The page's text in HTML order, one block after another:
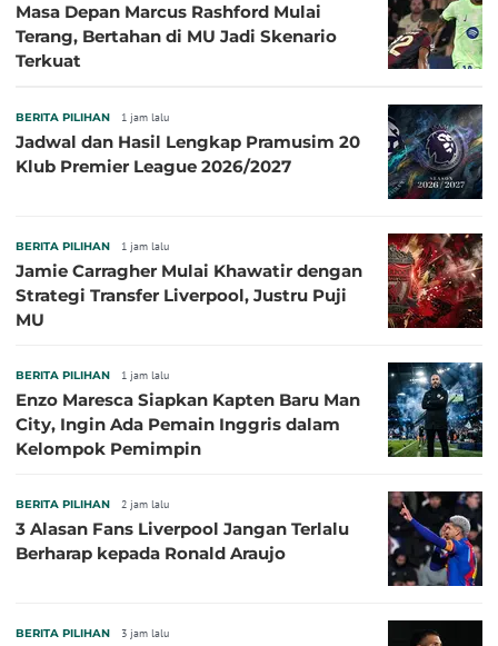
Masa Depan Marcus Rashford Mulai
Terang, Bertahan di MU Jadi Skenario
Terkuat
BERITA PILIHAN 1 jam lalu
Jadwal dan Hasil Lengkap Pramusim 20
Klub Premier League 2026/2027
BERITA PILIHAN 1 jam lalu
Jamie Carragher Mulai Khawatir dengan
Strategi Transfer Liverpool, Justru Puji
MU
BERITA PILIHAN 1 jam lalu
Enzo Maresca Siapkan Kapten Baru Man
City, Ingin Ada Pemain Inggris dalam
Kelompok Pemimpin
BERITA PILIHAN 2 jam lalu
3 Alasan Fans Liverpool Jangan Terlalu
Berharap kepada Ronald Araujo
BERITA PILIHAN 3 jam lalu